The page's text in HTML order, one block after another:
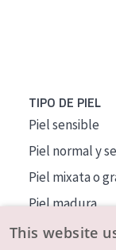
TIPO DE PIEL
Piel sensible
Piel normal y
Piel mixata o
Piel madura
Piel expuesta
This website